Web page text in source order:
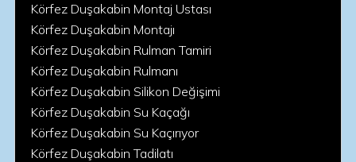
Körfez Duşakabin Montaj Ustası
Körfez Duşakabin Montajı
Körfez Duşakabin Rulman Tamiri
Körfez Duşakabin Rulmanı
Körfez Duşakabin Silikon Değişimi
Körfez Duşakabin Su Kaçağı
Körfez Duşakabin Su Kaçırıyor
Körfez Duşakabin Tadilatı